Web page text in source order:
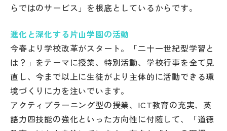
運営会社
らではのサービス」を根底としているからです。
進化と深化する片山学園の活動
今春より学校改革がスタート。「二十一世紀型学習と
は？」をテーマに授業、特別活動、学校行事を全て見
直し、今まで以上に生徒がより主体的に活動できる環
境づくりに力を注いでいます。
アクティブラーニング型の授業、ICT教育の充実、英
語力四技能の強化といった方向性に付随して、「道徳